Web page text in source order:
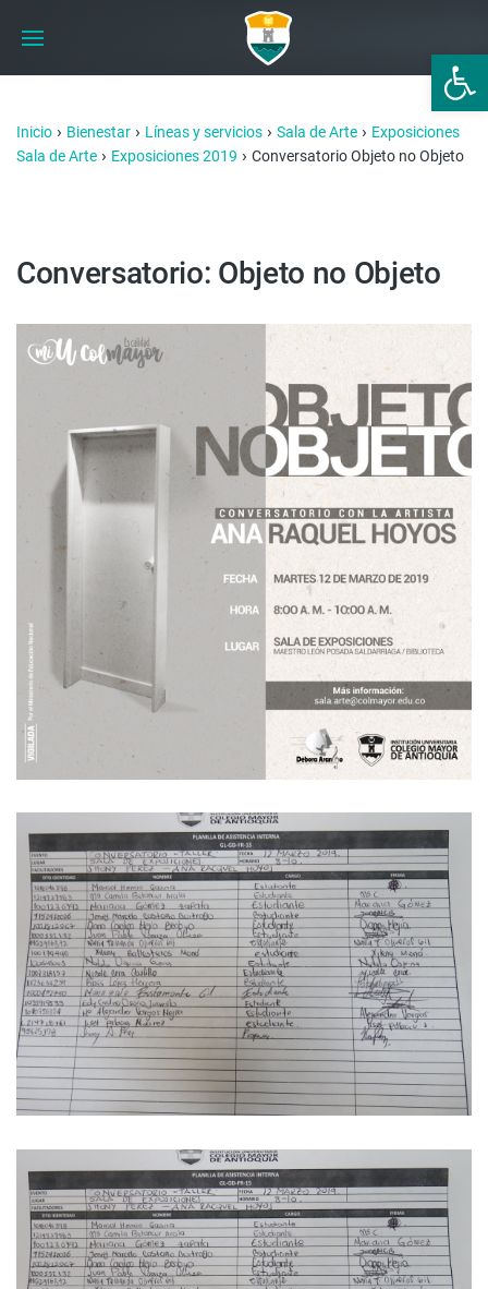
Abrir
Inicio › Bienestar › Líneas y servicios › Sala de Arte › Exposiciones
Sala de Arte › Exposiciones 2019 › Conversatorio Objeto no Objeto
Conversatorio: Objeto no Objeto